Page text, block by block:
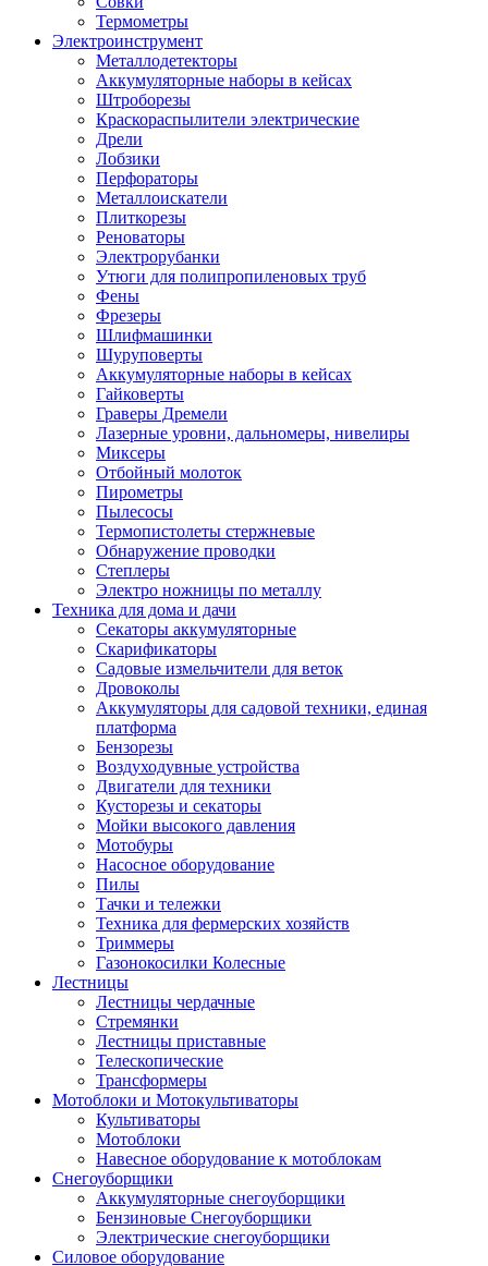
Термометры
Электроинструмент
Металлодетекторы
Аккумуляторные наборы в кейсах
Штроборезы
Краскораспылители электрические
Дрели
Лобзики
Перфораторы
Металлоискатели
Плиткорезы
Реноваторы
Электрорубанки
Утюги для полипропиленовых труб
Фены
Фрезеры
Шлифмашинки
Шуруповерты
Аккумуляторные наборы в кейсах
Гайковерты
Граверы Дремели
Лазерные уровни, дальномеры, нивелиры
Миксеры
Отбойный молоток
Пирометры
Пылесосы
Термопистолеты стержневые
Обнаружение проводки
Степлеры
Электро ножницы по металлу
Техника для дома и дачи
Секаторы аккумуляторные
Скарификаторы
Садовые измельчители для веток
Дровоколы
Аккумуляторы для садовой техники, единая
платформа
Бензорезы
Воздуходувные устройства
Двигатели для техники
Кусторезы и секаторы
Мойки высокого давления
Мотобуры
Насосное оборудование
Пилы
Тачки и тележки
Техника для фермерских хозяйств
Триммеры
Газонокосилки Колесные
Лестницы
Лестницы чердачные
Стремянки
Лестницы приставные
Телескопические
Трансформеры
Мотоблоки и Мотокультиваторы
Культиваторы
Мотоблоки
Навесное оборудование к мотоблокам
Снегоуборщики
Аккумуляторные снегоуборщики
Бензиновые Снегоуборщики
Электрические снегоуборщики
Силовое оборудование